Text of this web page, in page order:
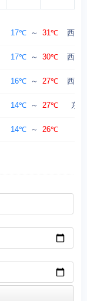
17℃ ～ 31℃ 西北
17℃ ～ 30℃ 西南
16℃ ～ 27℃ 西风
14℃ ～ 27℃ 东
14℃ ～ 26℃